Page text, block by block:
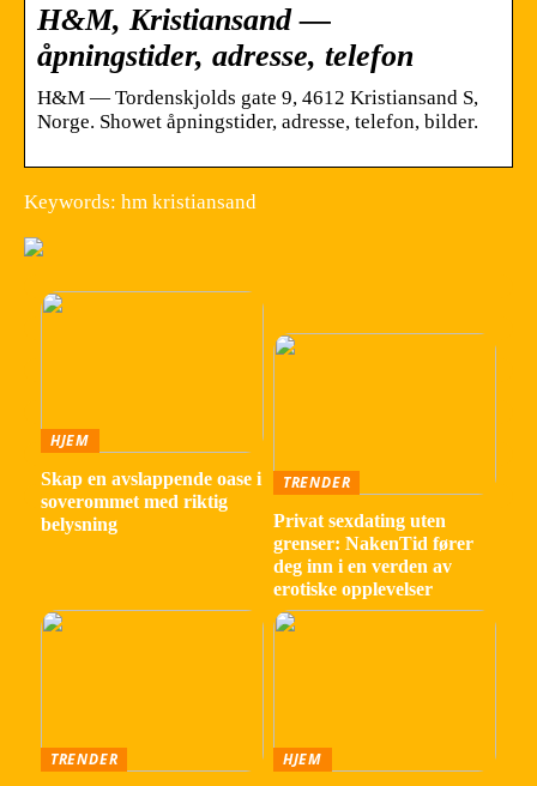
H&M, Kristiansand —
åpningstider, adresse, telefon
H&M — Tordenskjolds gate 9, 4612 Kristiansand S,
Norge. Showet åpningstider, adresse, telefon, bilder.
Keywords: hm kristiansand
HJEM
Skap en avslappende oase i
soverommet med riktig
belysning
TRENDER
Privat sexdating uten
grenser: NakenTid fører
deg inn i en verden av
erotiske opplevelser
TRENDER
HJEM